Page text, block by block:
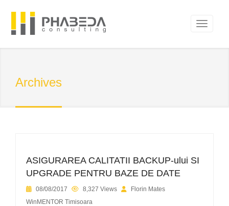
Archives
ASIGURAREA CALITATII BACKUP-ului SI
UPGRADE PENTRU BAZE DE DATE
08/08/2017 8,327 Views
Florin Mates
WinMENTOR Timisoara